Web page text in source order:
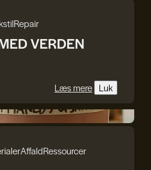
Repair
VERDEN
Læs mere Luk
AffaldRessourcer